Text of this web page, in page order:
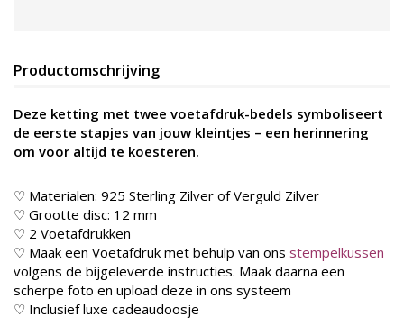
Productomschrijving
Deze ketting met twee voetafdruk-bedels symboliseert
de eerste stapjes van jouw kleintjes – een herinnering
om voor altijd te koesteren.
♡ Materialen: 925 Sterling Zilver of Verguld Zilver
♡ Grootte disc: 12 mm
♡ 2 Voetafdrukken
♡ Maak een Voetafdruk met behulp van ons stempelkussen
volgens de bijgeleverde instructies. Maak daarna een
scherpe foto en upload deze in ons systeem
♡ Inclusief luxe cadeaudoosje